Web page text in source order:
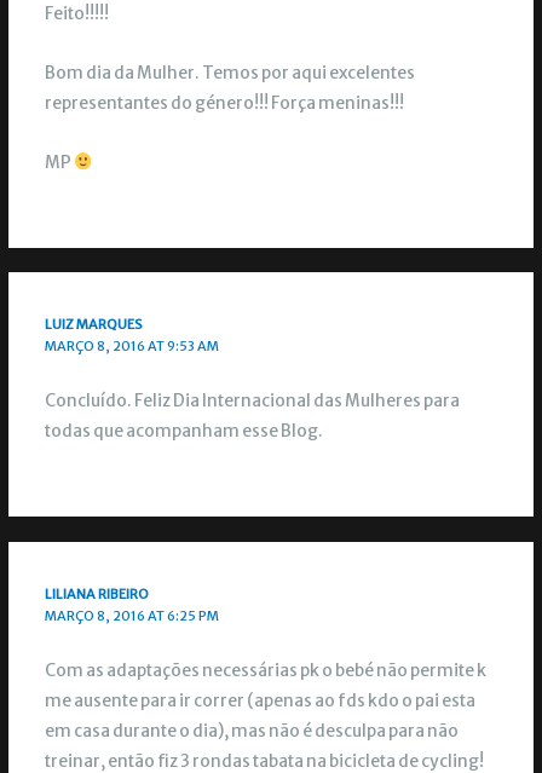
Feito!!!!!
Bom dia da Mulher. Temos por aqui excelentes
representantes do género!!! Força meninas!!!
MP
LUIZ MARQUES
MARÇO 8, 2016 AT 9:53 AM
Concluído. Feliz Dia Internacional das Mulheres para
todas que acompanham esse Blog.
LILIANA RIBEIRO
MARÇO 8, 2016 AT 6:25 PM
Com as adaptações necessárias pk o bebé não permite k
me ausente para ir correr (apenas ao fds kdo o pai esta
em casa durante o dia), mas não é desculpa para não
treinar, então fiz 3 rondas tabata na bicicleta de cycling!